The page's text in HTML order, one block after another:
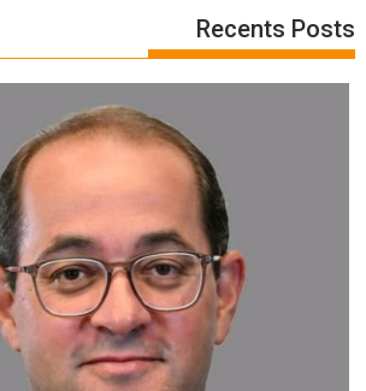
Recents Posts